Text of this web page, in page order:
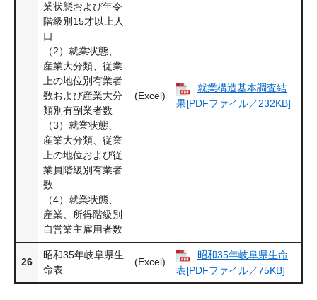
業状態および年令
階級別15才以上人
口
（2）就業状態、
産業大分類、従業
上の地位別有業者
数および産業大分
類別有副業者数
（3）就業状態、
産業大分類、従業
上の地位および従
業員階級別有業者
数
（4）就業状態、
産業、所得階級別
自営業主雇用者数
(Excel)
就業構造基本調査結
果[PDFファイル／232KB]
26
昭和35年岐阜県生
命表
(Excel)
昭和35年岐阜県生命
表[PDFファイル／75KB]